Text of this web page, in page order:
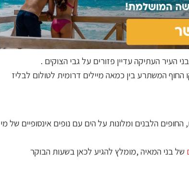
העיר העתיקה עדיין פזורים על גבי הצוקים .
החוף המשתרע בין כמאה מיילים דרומית לטולום לבליז
הלבנים ומלונות על הים עם נופים אינסופיים של מי
של בני המאיה ,מומלץ להגיע לכאן בשעות הבוקר